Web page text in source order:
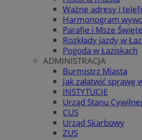
Ważne adresy i
Harmonogram
Parafie i Msze
Rozkłady jazdy w
Pogoda w Łaziskach
ADMINISTRACJA
Burmistrz Miasta
Jak załatwić sprawę
INSTYTUCJE
Urząd Stanu
CUS
Urząd Skarbowy
ZUS